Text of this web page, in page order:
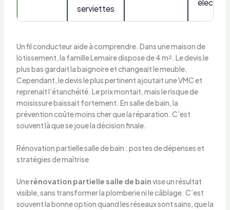
serviettes
Un fil conducteur aide à comprendre. Dans une maison de
lotissement, la famille Lemaire dispose de 4 m². Le devis le
plus bas gardait la baignoire et changeait le meuble.
Cependant, le devis le plus pertinent ajoutait une VMC et
reprenait l’étanchéité. Le prix montait, mais le risque de
moisissure baissait fortement. En salle de bain, la
prévention coûte moins cher que la réparation. C’est
souvent là que se joue la décision finale.
Rénovation partielle salle de bain : postes de dépenses et
stratégies de maîtrise
Unerénovation partielle salle de bainvise un résultat
visible, sans transformer la plomberie ni le câblage. C’est
souvent la bonne option quand les réseaux sont sains, que la